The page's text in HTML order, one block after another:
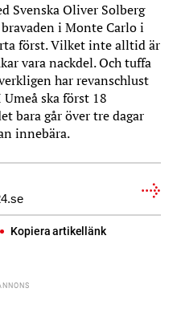
Svenska Oliver Solberg
i Monte Carlo i
först. Vilket inte alltid är
vara nackdel. Och tuffa
har revanschlust
ska först 18
bara går över tre dagar
innebära.
Kopiera artikellänk